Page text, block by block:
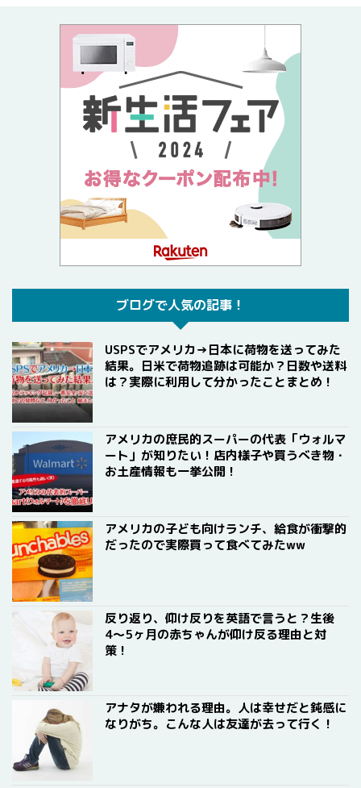
ブログで人気の記事！
USPSでアメリカ→日本に荷物を送ってみた
結果。日米で荷物追跡は可能か？日数や送料
は？実際に利用して分かったことまとめ！
アメリカの庶民的スーパーの代表「ウォルマ
ート」が知りたい！店内様子や買うべき物・
お土産情報も一挙公開！
アメリカの子ども向けランチ、給食が衝撃的
だったので実際買って食べてみたww
反り返り、仰け反りを英語で言うと？生後
4〜5ヶ月の赤ちゃんが仰け反る理由と対
策！
アナタが嫌われる理由。人は幸せだと鈍感に
なりがち。こんな人は友達が去って行く！